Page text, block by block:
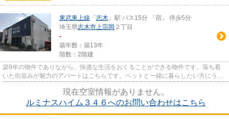
東武東上線 「 志木 」駅 バス15分 「宿」 停歩5分
埼玉県志木市上宗岡 ２丁目
-
築年数：築13年
階数：2階建
築9年の物件でありながら、快適な生活をおくることができる物件です。落ち着
いた街並みが魅力のアパートはこちらです。ペットと一緒に暮らしたい方にうれ
現在空室情報がありません。
ルミナスハイム３４６へのお問い合わせはこちら